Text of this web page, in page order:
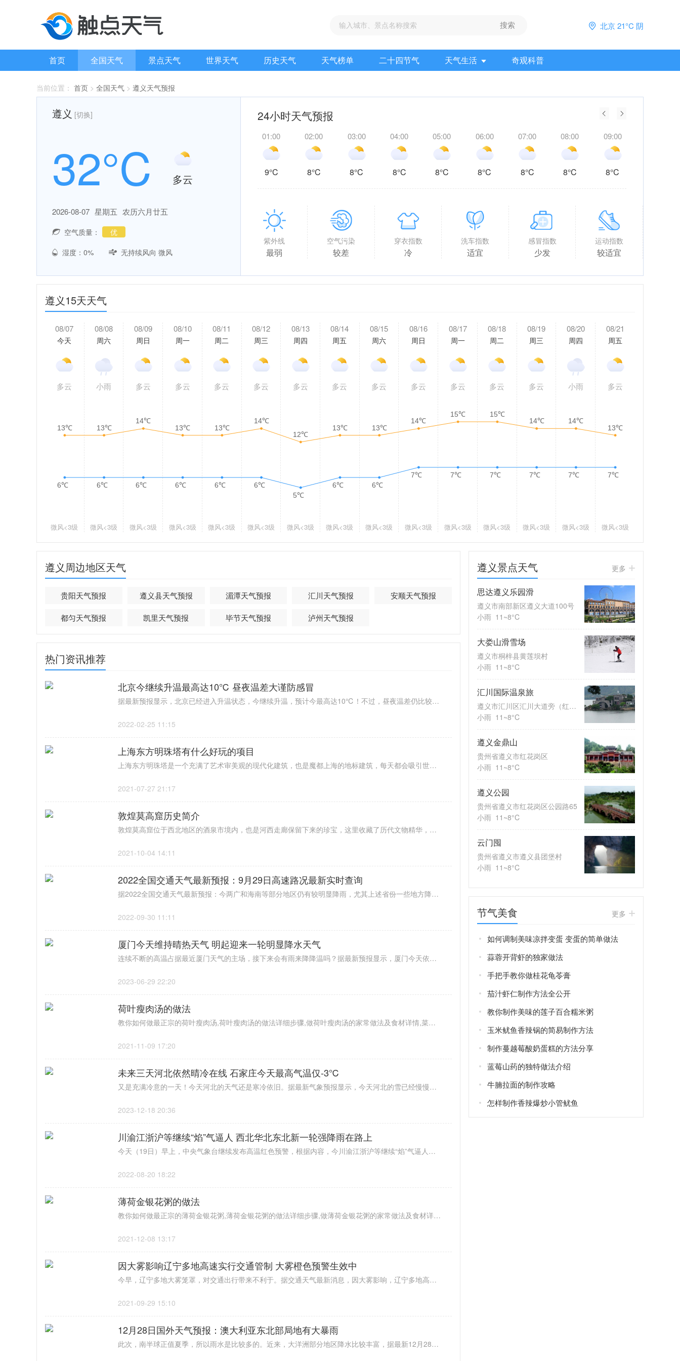
北京 21°C 阴
首页 全国天气 景点天气 世界天气 历史天气 天气榜单 二十四节气 天气生活 奇观科普
当前位置： 首页 > 全国天气 > 遵义天气预报
遵义 [切换]
32°C 多云
2026-08-07 星期五 农历六月廿五
空气质量：
优
湿度：0%
无持续风向 微风
24小时天气预报
01:00
9°C
02:00
8°C
03:00
8°C
04:00
8°C
05:00
8°C
06:00
8°C
07:00
8°C
08:00
8°C
09:00
8°C
紫外线
最弱
空气污染
较差
穿衣指数
冷
洗车指数
适宜
感冒指数
少发
运动指数
较适宜
遵义15天天气
08/07
今天
多云
微风<3级
08/08
周六
小雨
微风<3级
08/09
周日
多云
微风<3级
08/10
周一
多云
微风<3级
08/11
周二
多云
微风<3级
08/12
周三
多云
微风<3级
08/13
周四
多云
微风<3级
08/14
周五
多云
微风<3级
08/15
周六
多云
微风<3级
08/16
周日
多云
微风<3级
08/17
周一
多云
微风<3级
08/18
周二
多云
微风<3级
08/19
周三
多云
微风<3级
08/20
周四
小雨
微风<3级
08/21
周五
多云
微风<3级
13℃ 13℃
14℃
13℃
13℃
14℃
12℃
13℃ 13℃
14℃
15℃ 15℃
14℃
14℃
13℃
6℃ 6℃ 6℃ 6℃ 6℃
6℃
5℃
6℃ 6℃
7℃ 7℃ 7℃ 7℃ 7℃ 7℃
遵义周边地区天气
贵阳天气预报 遵义县天气预报 湄潭天气预报 汇川天气预报 安顺天气预报
都匀天气预报 凯里天气预报 毕节天气预报 泸州天气预报
热门资讯推荐
北京今继续升温最高达10℃ 昼夜温差大谨防感冒
据最新预报显示，北京已经进入升温状态，今继续升温，预计今最高达10℃！不过，昼夜温差仍比较大，注意保暖，谨防感冒。从未来天气来看，未来一周北京在晴和多云之间转换，最高气温在11℃左右，白天是比较暖和。不过，天气比较干燥，大家要注意补水和防火。
2022-02-25 11:15
上海东方明珠塔有什么好玩的项目
上海东方明珠塔是一个充满了艺术审美观的现代化建筑，也是魔都上海的地标建筑，每天都会吸引世界各地的观光游客前往电视台内部游玩，这里不同的楼层配备了丰富多彩的娱乐休闲美食等场馆。
2021-07-27 21:17
敦煌莫高窟历史简介
敦煌莫高窟位于西北地区的酒泉市境内，也是河西走廊保留下来的珍宝，这里收藏了历代文物精华，成为闻名中外的宝库，文化研究价值极高，成为非常热门的旅游名胜古迹。
2021-10-04 14:11
2022全国交通天气最新预报：9月29日高速路况最新实时查询
据2022全国交通天气最新预报：今两广和海南等部分地区仍有较明显降雨，尤其上述省份一些地方降雨量可达大暴雨级别，出行注意安全。雷暴方面，浙江、广东、广西等局地有雷暴出没，注意防范。能见度情况，河北、辽宁、山东以及江苏等部分地区有雾，行车小心。具体情况一起来看看下面的9月29日高速路况最新实时查询。
2022-09-30 11:11
厦门今天维持晴热天气 明起迎来一轮明显降水天气
连续不断的高温占据最近厦门天气的主场，接下来会有雨来降降温吗？据最新预报显示，厦门今天依旧炎热。不过，雨有消息了。预计明天起厦门开始下雨，一直到周六，未来几天雨水都会光顾。受降水影响，气温终于是要降下来一点了，预计最高气温将回落至30℃。
2023-06-29 22:20
荷叶瘦肉汤的做法
教你如何做最正宗的荷叶瘦肉汤,荷叶瘦肉汤的做法详细步骤,做荷叶瘦肉汤的家常做法及食材详情,菜谱大全,
2021-11-09 17:20
未来三天河北依然晴冷在线 石家庄今天最高气温仅-3℃
又是充满冷意的一天！今天河北的天气还是寒冷依旧。据最新气象预报显示，今天河北的雪已经慢慢趋于结束了，只有部分地区会有小雪出现。虽然这波寒潮结束了，但是未来几天的气温还在降温中，像是石家庄，今天最高气温仅仅零下3度，大家的厚衣服可要裹紧了。
2023-12-18 20:36
川渝江浙沪等继续“焰”气逼人 西北华北东北新一轮强降雨在路上
今天（19日）早上，中央气象台继续发布高温红色预警，根据内容，今川渝江浙沪等继续“焰”气逼人，局部最高气温仍可达40℃以上，而且预计未来三天将会持续。降水方面，今北方降水范围和强度缩小减弱，不过，西北华北东北新一轮强降雨已经在路上了，预计21日来袭。
2022-08-20 18:22
薄荷金银花粥的做法
教你如何做最正宗的薄荷金银花粥,薄荷金银花粥的做法详细步骤,做薄荷金银花粥的家常做法及食材详情,菜谱大全,
2021-12-08 13:17
因大雾影响辽宁多地高速实行交通管制 大雾橙色预警生效中
今早，辽宁多地大雾笼罩，对交通出行带来不利于。据交通天气最新消息，因大雾影响，辽宁多地高速实行交通管制，大家出行前要提前了解情况，以免影响行程。此外，目前大雾橙色预警生效中，预计今天（28日）上午锦州、阜新、铁岭等能见度小于200米，大家出行注意安全。
2021-09-29 15:10
12月28日国外天气预报：澳大利亚东北部局地有大暴雨
此次，南半球正值夏季，所以雨水是比较多的。近来，大洋洲部分地区降水比较丰富，据最新12月28日国外天气预报显示，未来三天澳大利亚东北部局地有大暴雨。再来看看降雪方面，北美洲西部和东部、亚洲喜马拉雅山脉南麓北部等有明显降雪。
遵义景点天气 更多
思达遵义乐园滑
遵义市南部新区遵义大道100号
小雨 11~8°C
大娄山滑雪场
遵义市桐梓县黄莲坝村
小雨 11~8°C
汇川国际温泉旅
遵义市汇川区汇川大道旁（红河北
小雨 11~8°C
遵义金鼎山
贵州省遵义市红花岗区
小雨 11~8°C
遵义公园
贵州省遵义市红花岗区公园路65
小雨 11~8°C
云门囤
贵州省遵义市遵义县团堡村
小雨 11~8°C
节气美食 更多
如何调制美味凉拌变蛋 变蛋的简单做法
蒜蓉开背虾的独家做法
手把手教你做桂花龟苓膏
茄汁虾仁制作方法全公开
教你制作美味的莲子百合糯米粥
玉米鱿鱼香辣锅的简易制作方法
制作蔓越莓酸奶蛋糕的方法分享
蓝莓山药的独特做法介绍
牛腩拉面的制作攻略
怎样制作香辣爆炒小管鱿鱼